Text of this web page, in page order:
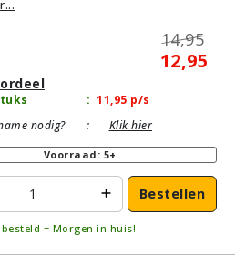
14,95
12,95
: 11,95 p/s
nodig?
: Klik hier
Voorraad: 5+
Bestellen
= Morgen in huis!